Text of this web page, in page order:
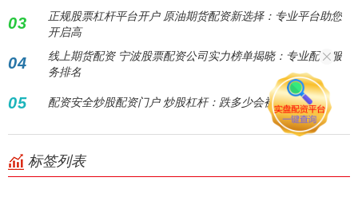
03
正规股票杠杆平台开户 原油期货配资新选择：专业平台助您
开启高
04
线上期货配资 宁波股票配资公司实力榜单揭晓：专业配资服
务排名
05 配资安全炒股配资门户 炒股杠杆：跌多少会被平仓？
标签列表